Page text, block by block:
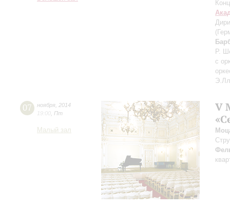
Р.
с
07 ноября 2014
19:00 Пт
Малый зал
V